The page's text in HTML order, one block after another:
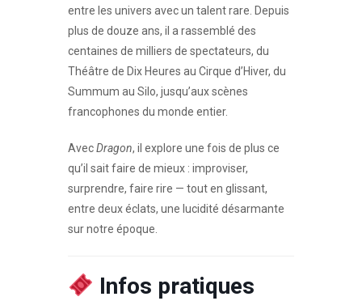
entre les univers avec un talent rare. Depuis
plus de douze ans, il a rassemblé des
centaines de milliers de spectateurs, du
Théâtre de Dix Heures au Cirque d’Hiver, du
Summum au Silo, jusqu’aux scènes
francophones du monde entier.
AvecDragon, il explore une fois de plus ce
qu’il sait faire de mieux : improviser,
surprendre, faire rire — tout en glissant,
entre deux éclats, une lucidité désarmante
sur notre époque.
Infos pratiques